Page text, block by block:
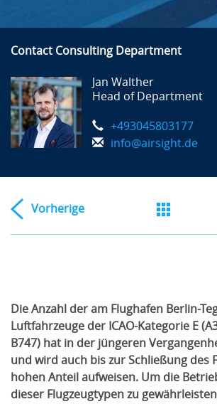
Contact Consulting Department
Jan Walther
Head of Department
+493045803177
info@airsight.de
Vorherige
Die Anzahl der am Flughafen Berlin-
Luftfahrzeuge der ICAO-Kategorie E
B747) hat in der jüngeren
und wird auch bis zur Schließung des
hohen Anteil aufweisen. Um die
dieser Flugzeugtypen zu